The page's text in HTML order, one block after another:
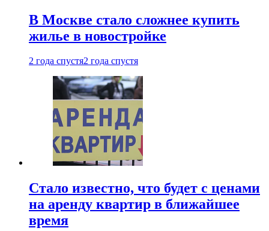
В Москве стало сложнее купить
жилье в новостройке
2 года спустя2 года спустя
Стало известно, что будет с ценами
на аренду квартир в ближайшее
время